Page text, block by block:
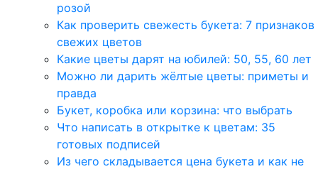
розой
Как проверить свежесть букета: 7 признаков
свежих цветов
Какие цветы дарят на юбилей: 50, 55, 60 лет
Можно ли дарить жёлтые цветы: приметы и
правда
Букет, коробка или корзина: что выбрать
Что написать в открытке к цветам: 35
готовых подписей
Из чего складывается цена букета и как не